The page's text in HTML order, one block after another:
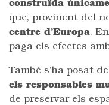
construïda
que, provinent del
centre d’Europa.
paga els efectes
També s’ha posat
els responsables
de preservar els